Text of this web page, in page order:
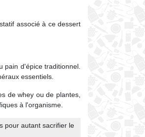
associé à ce dessert
pain d'épice traditionnel.
essentiels.
de whey ou de plantes,
à l'organisme.
pour autant sacrifier le